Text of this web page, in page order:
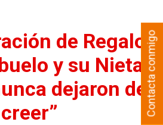
de Regalo
y su Nieta:
dejaron de
creer”
Contacta conmigo